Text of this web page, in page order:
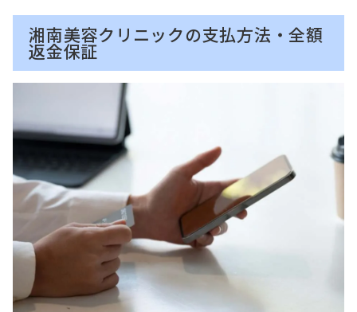
湘南美容クリニックの支払方法・全額
返金保証